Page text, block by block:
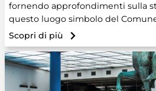
fornendo approfondimenti sulla
questo luogo simbolo del
Scopri di più